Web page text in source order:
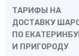
ТАРИФЫ НА
ДОСТАВКУ
ПО
И ПРИГОРОДУ